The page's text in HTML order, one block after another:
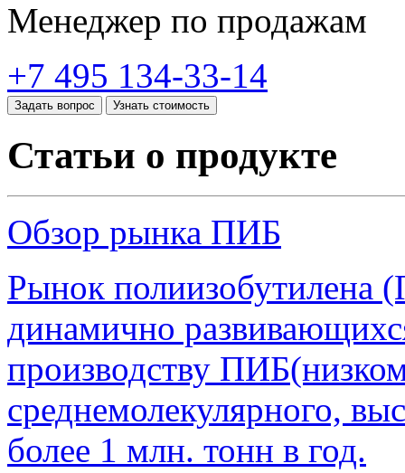
Менеджер по продажам
+7 495 134-33-14
Задать вопрос Узнать стоимость
Статьи о продукте
Обзор рынка ПИБ
Рынок полиизобутилена
динамично
производству
среднемолекулярного,
более 1 млн. тонн в год.